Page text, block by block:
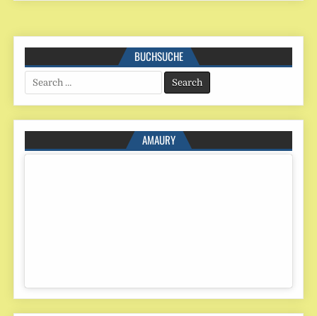
BUCHSUCHE
Search
for:
AMAURY